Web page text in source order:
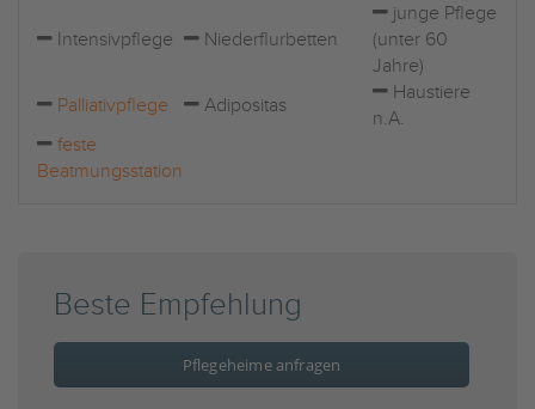
Intensivpflege Niederflurbetten
junge Pflege
(unter 60
Jahre)
Palliativpflege
Adipositas
Haustiere
n.A.
feste
Beatmungsstation
Beste Empfehlung
Pflegeheime anfragen